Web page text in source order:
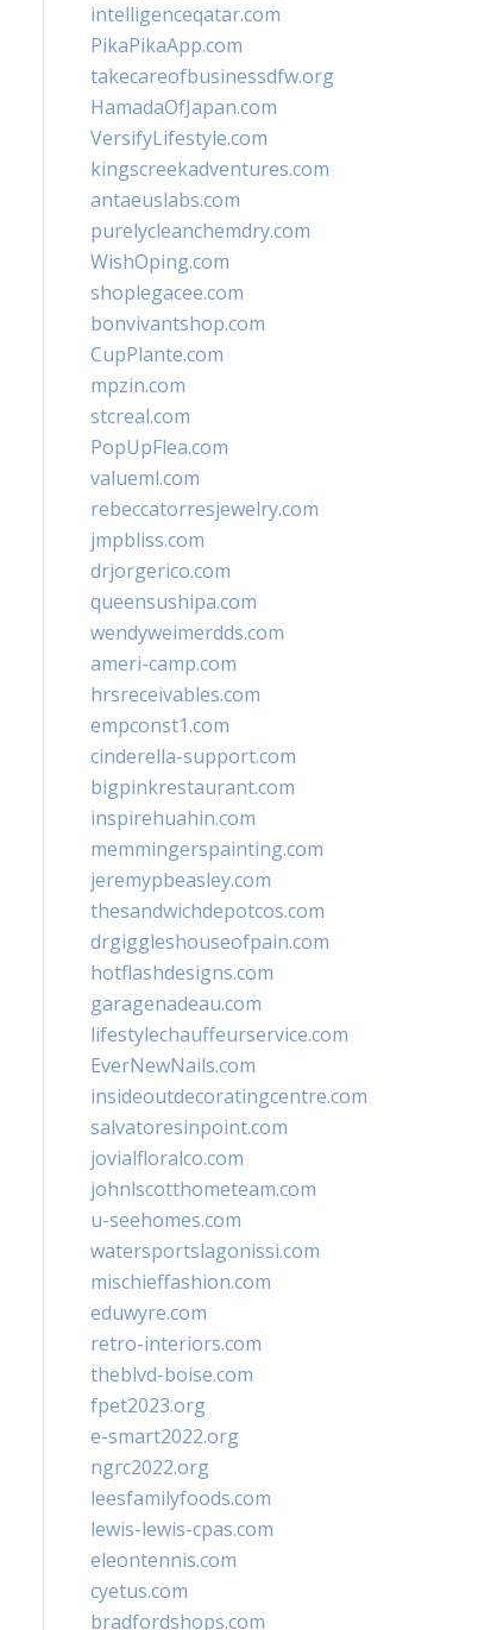
intelligenceqatar.com
PikaPikaApp.com
takecareofbusinessdfw.org
HamadaOfJapan.com
VersifyLifestyle.com
kingscreekadventures.com
antaeuslabs.com
purelycleanchemdry.com
WishOping.com
shoplegacee.com
bonvivantshop.com
CupPlante.com
mpzin.com
stcreal.com
PopUpFlea.com
valueml.com
rebeccatorresjewelry.com
jmpbliss.com
drjorgerico.com
queensushipa.com
wendyweimerdds.com
ameri-camp.com
hrsreceivables.com
empconst1.com
cinderella-support.com
bigpinkrestaurant.com
inspirehuahin.com
memmingerspainting.com
jeremypbeasley.com
thesandwichdepotcos.com
drgiggleshouseofpain.com
hotflashdesigns.com
garagenadeau.com
lifestylechauffeurservice.com
EverNewNails.com
insideoutdecoratingcentre.com
salvatoresinpoint.com
jovialfloralco.com
johnlscotthometeam.com
u-seehomes.com
watersportslagonissi.com
mischieffashion.com
eduwyre.com
retro-interiors.com
theblvd-boise.com
fpet2023.org
e-smart2022.org
ngrc2022.org
leesfamilyfoods.com
lewis-lewis-cpas.com
eleontennis.com
cyetus.com
bradfordshops.com